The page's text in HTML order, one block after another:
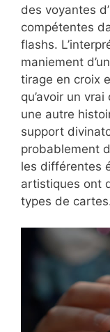
des voyantes
compétentes
flashs.
maniement
tirage en croix
qu’avoir un
une autre
support
probablement
les différentes
artistiques ont
types de